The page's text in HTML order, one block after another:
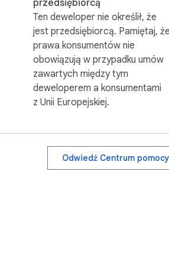
przedsiębiorcą
Ten deweloper nie określił, że
jest przedsiębiorcą. Pamiętaj, że
prawa konsumentów nie
obowiązują w przypadku umów
zawartych między tym
deweloperem a konsumentami
z Unii Europejskiej.
Odwiedź Centrum pomocy